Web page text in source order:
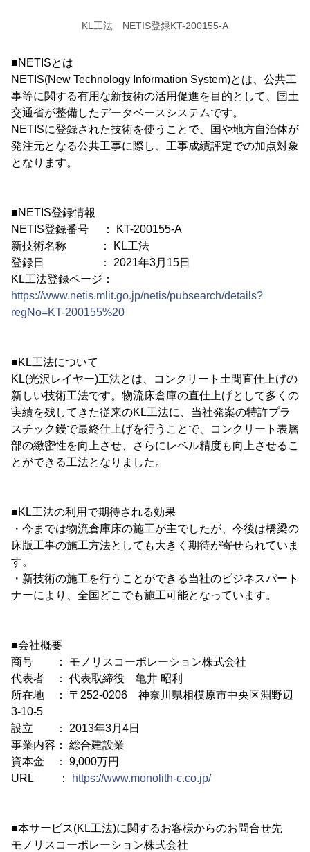
KL工法 NETIS登録KT-200155-A
■NETISとは
NETIS(New Technology Information System)とは、公共工
事等に関する有用な新技術の活用促進を目的として、国土
交通省が整備したデータベースシステムです。
NETISに登録された技術を使うことで、国や地方自治体が
発注元となる公共工事に際し、工事成績評定での加点対象
となります。
■NETIS登録情報
NETIS登録番号 ： KT-200155-A
新技術名称 ： KL工法
登録日 ： 2021年3月15日
KL工法登録ページ：
https://www.netis.mlit.go.jp/netis/pubsearch/details?
regNo=KT-200155%20
■KL工法について
KL(光沢レイヤー)工法とは、コンクリート土間直仕上げの
新しい技術工法です。物流床倉庫の直仕上げとして多くの
実績を残してきた従来のKL工法に、当社発案の特許プラ
スチック鏝で最終仕上げを行うことで、コンクリート表層
部の緻密性を向上させ、さらにレベル精度も向上させるこ
とができる工法となりました。
■KL工法の利用で期待される効果
・今までは物流倉庫床の施工が主でしたが、今後は橋梁の
床版工事の施工方法としても大きく期待が寄せられていま
す。
・新技術の施工を行うことができる当社のビジネスパート
ナーにより、全国どこでも施工可能となっています。
■会社概要
商号 ： モノリスコーポレーション株式会社
代表者 ： 代表取締役 亀井 昭利
所在地 ： 〒252-0206 神奈川県相模原市中央区淵野辺
3-10-5
設立 ： 2013年3月4日
事業内容： 総合建設業
資本金 ： 9,000万円
URL ：
https://www.monolith-c.co.jp/
■本サービス(KL工法)に関するお客様からのお問合せ先
モノリスコーポレーション株式会社